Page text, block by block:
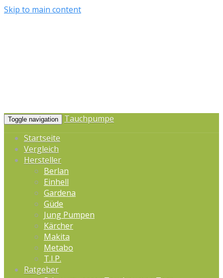
Skip to main content
Toggle navigation
Tauchpumpe
Startseite
Vergleich
Hersteller
Berlan
Einhell
Gardena
Güde
Jung Pumpen
Kärcher
Makita
Metabo
T.I.P.
Ratgeber